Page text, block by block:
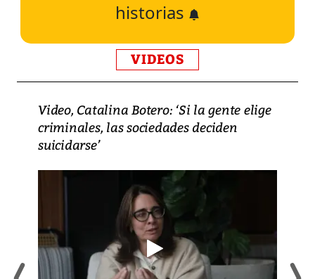
historias
VIDEOS
Video, Catalina Botero: ‘Si la gente elige
criminales, las sociedades deciden
suicidarse’